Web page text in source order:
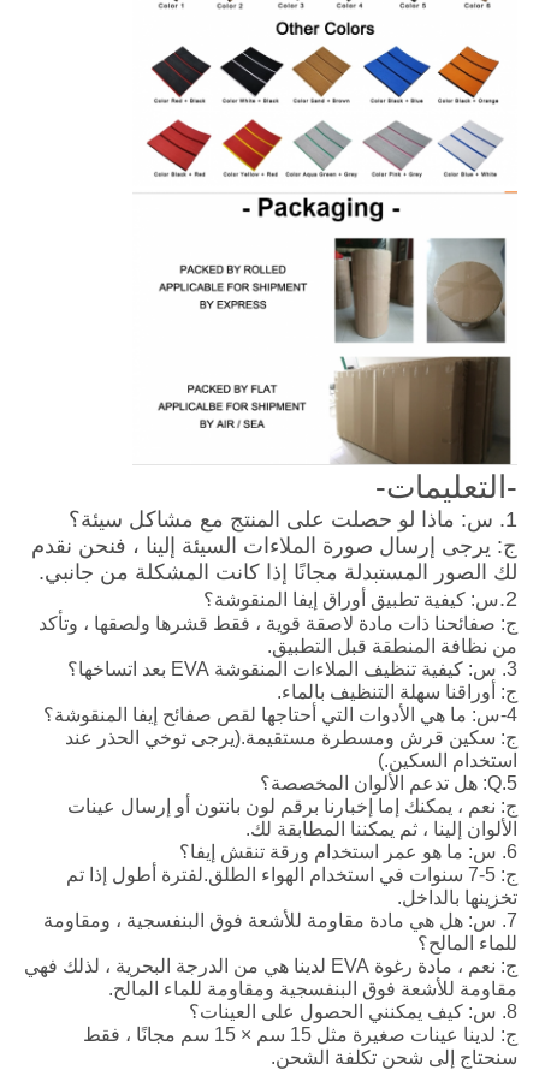
-التعليمات-
1. س: ماذا لو حصلت على المنتج مع مشاكل سيئة؟
ج: يرجى إرسال صورة الملاءات السيئة إلينا ، فنحن نقدم
لك الصور المستبدلة مجانًا إذا كانت المشكلة من جانبي.
2. س: كيفية تطبيق أوراق إيفا المنقوشة؟
ج: صفائحنا ذات مادة لاصقة قوية ، فقط قشرها ولصقها ، وتأكد
من نظافة المنطقة قبل التطبيق.
3. س: كيفية تنظيف الملاءات المنقوشة EVA بعد اتساخها؟
ج: أوراقنا سهلة التنظيف بالماء.
4-س: ما هي الأدوات التي أحتاجها لقص صفائح إيفا المنقوشة؟
ج: سكين قرش ومسطرة مستقيمة.(يرجى توخي الحذر عند
استخدام السكين.)
5.Q: هل تدعم الألوان المخصصة؟
ج: نعم ، يمكنك إما إخبارنا برقم لون بانتون أو إرسال عينات
الألوان إلينا ، ثم يمكننا المطابقة لك.
6. س: ما هو عمر استخدام ورقة تنقش إيفا؟
ج: 5-7 سنوات في استخدام الهواء الطلق.لفترة أطول إذا تم
تخزينها بالداخل.
7. س: هل هي مادة مقاومة للأشعة فوق البنفسجية ، ومقاومة
للماء المالح؟
ج: نعم ، مادة رغوة EVA لدينا هي من الدرجة البحرية ، لذلك فهي
مقاومة للأشعة فوق البنفسجية ومقاومة للماء المالح.
8. س: كيف يمكنني الحصول على العينات؟
ج: لدينا عينات صغيرة مثل 15 سم × 15 سم مجانًا ، فقط
سنحتاج إلى شحن تكلفة الشحن.